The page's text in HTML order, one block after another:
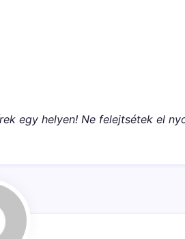
egy helyen! Ne felejtsétek el